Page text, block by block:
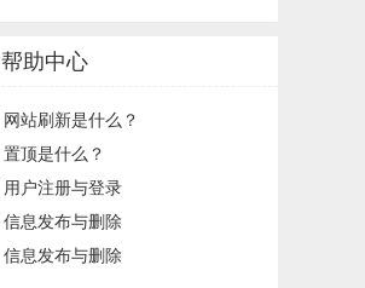
帮助中心
网站刷新是什么？
置顶是什么？
用户注册与登录
信息发布与删除
信息发布与删除